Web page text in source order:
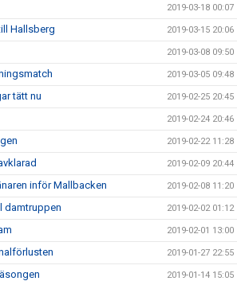
2019-03-18 00:07
Hallsberg 2019-03-15 20:06
2019-03-08 09:50
2019-03-05 09:48
tätt nu 2019-02-25 20:45
2019-02-24 20:46
2019-02-22 11:28
2019-02-09 20:44
inför Mallbacken 2019-02-08 11:20
damtruppen 2019-02-02 01:12
2019-02-01 13:00
2019-01-27 22:55
2019-01-14 15:05